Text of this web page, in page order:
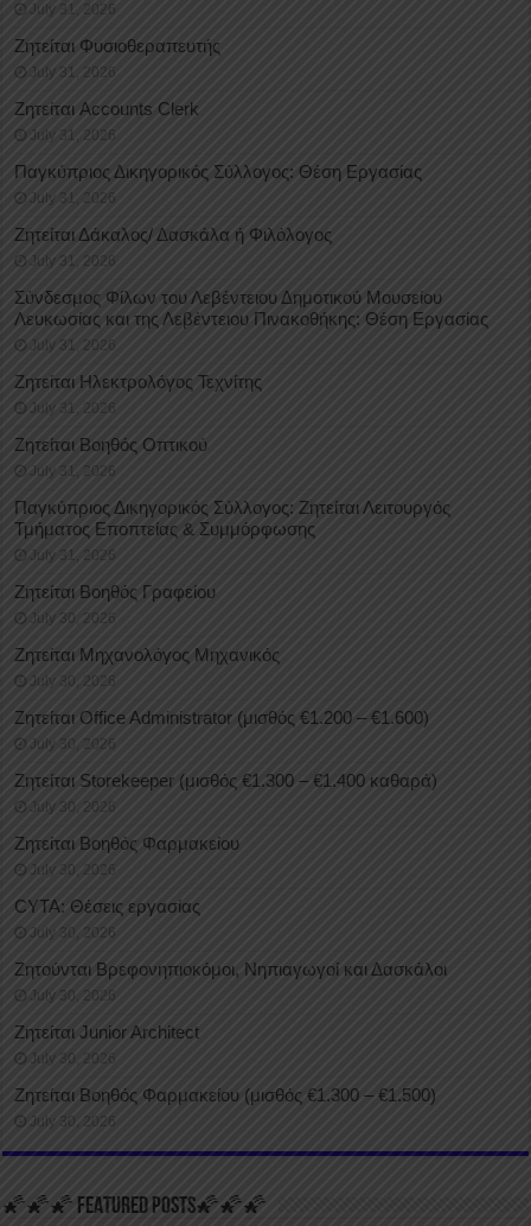
July 31, 2026
Ζητείται Φυσιοθεραπευτής
July 31, 2026
Ζητείται Accounts Clerk
July 31, 2026
Παγκύπριος Δικηγορικός Σύλλογος: Θέση Εργασίας
July 31, 2026
Ζητείται Δάκαλος/ Δασκάλα ή Φιλόλογος
July 31, 2026
Σύνδεσμος Φίλων του Λεβέντειου Δημοτικού Μουσείου
Λευκωσίας και της Λεβέντειου Πινακοθήκης: Θέση Εργασίας
July 31, 2026
Ζητείται Ηλεκτρολόγος Τεχνίτης
July 31, 2026
Ζητείται Βοηθός Οπτικού
July 31, 2026
Παγκύπριος Δικηγορικός Σύλλογος: Ζητείται Λειτουργός
Τμήματος Εποπτείας & Συμμόρφωσης
July 31, 2026
Ζητείται Βοηθός Γραφείου
July 30, 2026
Ζητείται Μηχανολόγος Μηχανικός
July 30, 2026
Ζητείται Office Administrator (μισθός €1.200 – €1.600)
July 30, 2026
Ζητείται Storekeeper (μισθός €1.300 – €1.400 καθαρά)
July 30, 2026
Ζητείται Βοηθός Φαρμακείου
July 30, 2026
CYTA: Θέσεις εργασίας
July 30, 2026
Ζητούνται Βρεφονηπιοκόμοι, Νηπιαγωγοί και Δασκάλοι
July 30, 2026
Ζητείται Junior Architect
July 30, 2026
Ζητείται Βοηθός Φαρμακείου (μισθός €1.300 – €1.500)
July 30, 2026
🌠🌠🌠 FEATURED POSTS🌠🌠🌠